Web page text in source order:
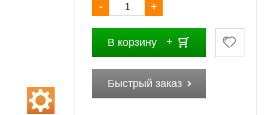
-
+
В корзину
Быстрый заказ